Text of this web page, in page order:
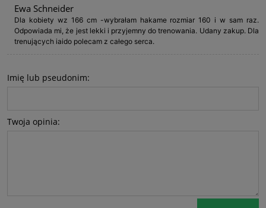
Ewa Schneider
Dla kobiety wz 166 cm -wybrałam hakame rozmiar 160 i w sam raz.
Odpowiada mi, że jest lekki i przyjemny do trenowania. Udany zakup. Dla
trenujących iaido polecam z całego serca.
Imię lub pseudonim:
Twoja opinia: